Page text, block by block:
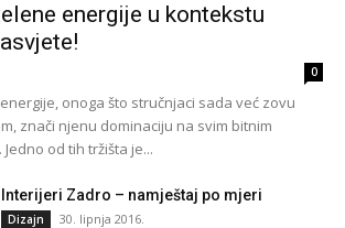
energije u kontekstu
0
onoga što stručnjaci sada već zovu
znači njenu dominaciju na svim bitnim
od tih tržišta je...
Interijeri Zadro – namještaj po mjeri
Dizajn 30. lipnja 2016.